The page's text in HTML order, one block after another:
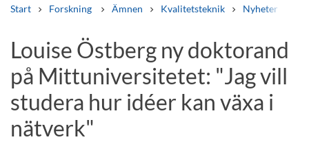
Start Forskning Ämnen Kvalitetsteknik Nyheter
Andra söktjänster
Kurser och programKursplanerVälkomstbrevPersonal
Lediga jobb
Louise Östberg ny doktorand
på Mittuniversitetet: "Jag vill
studera hur idéer kan växa i
nätverk"